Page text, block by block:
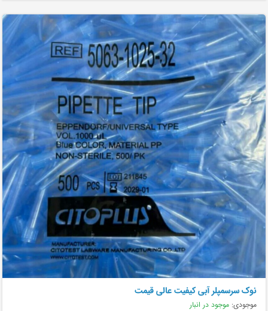
نوک سرسمپلر آبی کیفیت عالی قیمت
موجودی: موجود در انبار